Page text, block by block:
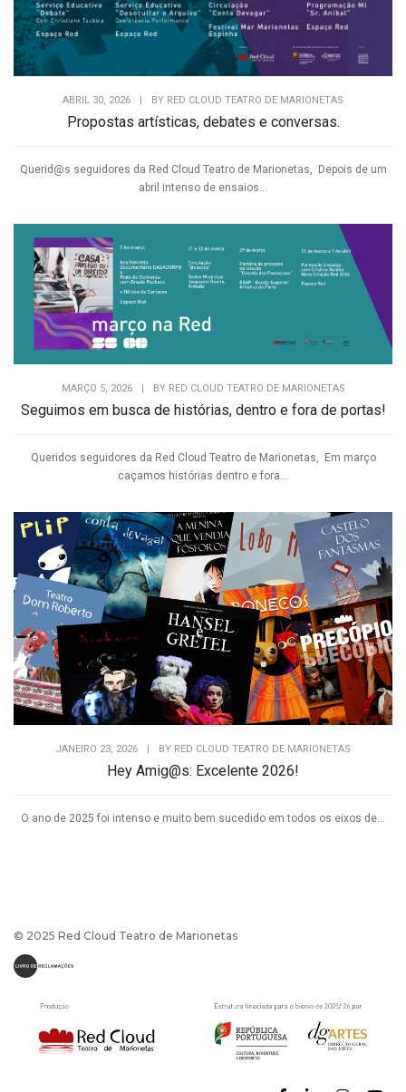
ABRIL 30, 2026 BY RED CLOUD TEATRO DE MARIONETAS
Propostas artísticas, debates e conversas.
Querid@s seguidores da Red Cloud Teatro de Marionetas, Depois de um
abril intenso de ensaios...
MARÇO 5, 2026 | BY RED CLOUD TEATRO DE MARIONETAS
Seguimos em busca de histórias, dentro e fora de portas!
Queridos seguidores da Red Cloud Teatro de Marionetas, Em março
caçamos histórias dentro e fora...
JANEIRO 23, 2026 BY RED CLOUD TEATRO DE MARIONETAS
Hey Amig@s: Excelente 2026!
O ano de 2025 foi intenso e muito bem sucedido em todos os eixos de...
© 2025 Red Cloud Teatro de Marionetas